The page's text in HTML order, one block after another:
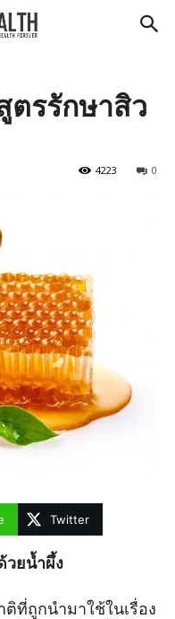
ตรรักษาสิว
0
4223
Twitter
วยน้ำผึ้ง
ที่ถูกนำมาใช้ในเรื่อง